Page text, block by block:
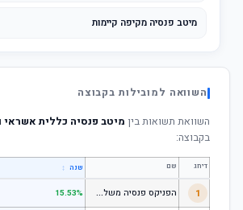
מיטב פנסיה מקיפה קיימות
השוואה למובילות בקבוצה
השוואת תשואות בין מיטב פנסיה כללית אשראי
בקבוצה:
דירוג שם שנה ↕
1 ה
פניקס פנסיה משלימה - מסלול לבני 50 ומטה 15.53%